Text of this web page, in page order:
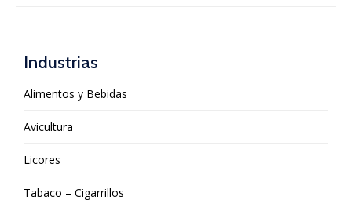
Industrias
Alimentos y Bebidas
Avicultura
Licores
Tabaco – Cigarrillos